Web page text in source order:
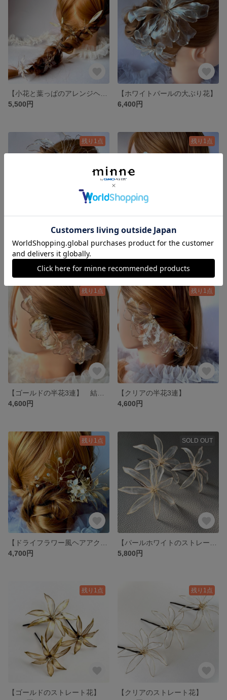
5,500円
【ホワイトパールの大ぶり花】
6,400円
残り1点
【クリアの大ぶり花】
6,400円
残り1点
【ホワイトパールの半花3連】
残り1点
4,600円
残り1点
【クリアの半花3連】
4,600円
残り1点
4,700円
SOLD OUT
5,800円
残り1点
【ゴールドのストレート花】
残り1点
【クリアのストレート花】